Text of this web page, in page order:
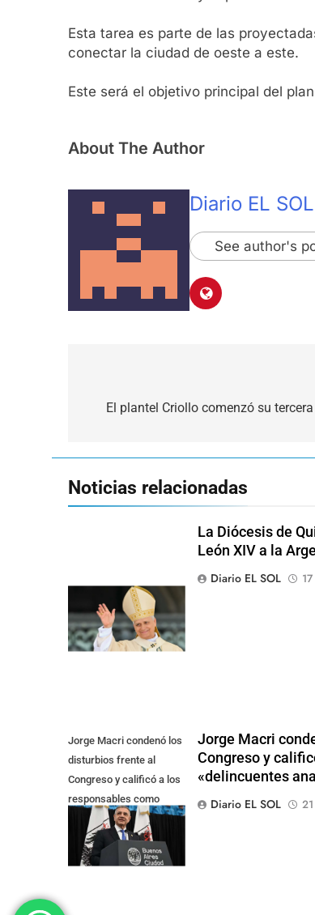
Esta tarea es parte de las
conectar la ciudad de oeste a este.
Este será el objetivo principal del
About The Author
Diario EL SOL
See author's
El plantel Criollo comenzó su
Noticias relacionadas
La Diócesis de
León XIV a la
Diario EL SOL
Jorge Macri condenó los
disturbios frente al
Congreso y calificó a los
responsables como
"delincuentes
anarquistas"
Jorge Macri
Congreso y
«delincuentes
Diario EL SOL